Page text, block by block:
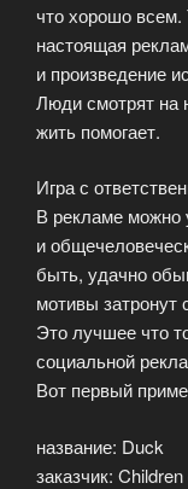
что хорошо
настоящая
и произведение
Люди смотрят на
жить помогает.
Игра с
В рекламе можно
и
быть, удачно
мотивы
Это лучшее что
социальной
Вот первый
название: Duck
заказчик: